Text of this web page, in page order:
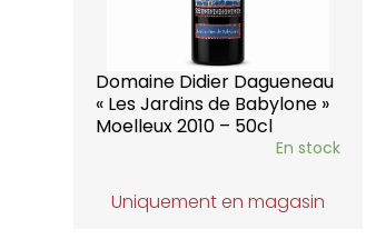
Domaine Didier Dagueneau
« Les Jardins de Babylone »
Moelleux 2010 – 50cl
En stock
Uniquement en magasin